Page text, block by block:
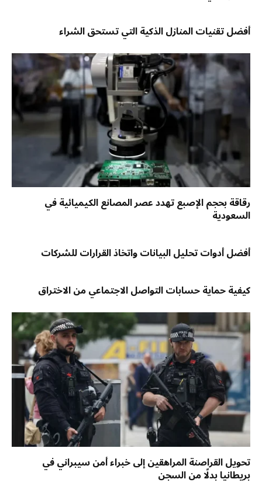
أفضل تقنيات المنازل الذكية التي تستحق الشراء
رقاقة بحجم الإصبع تهدد عصر المصانع الكيميائية في
السعودية
أفضل أدوات تحليل البيانات واتخاذ القرارات للشركات
كيفية حماية حسابات التواصل الاجتماعي من الاختراق
تحويل القراصنة المراهقين إلى خبراء أمن سيبراني في
بريطانيا بدلًا من السجن